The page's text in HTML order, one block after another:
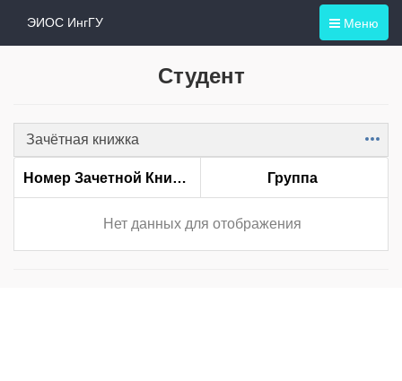
Меню
ЭИОС ИнгГУ
Студент
Зачётная книжка Item
Номер Зачетной Книжки Группа
Нет данных для отображения